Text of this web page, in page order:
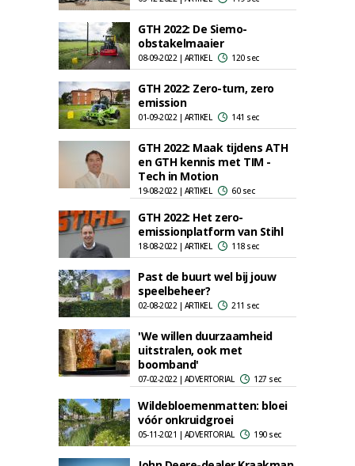
GTH 2022: De Siemo-
obstakelmaaier
08-09-2022 | ARTIKEL 120 sec
GTH 2022: Zero-turn, zero
emission
01-09-2022 | ARTIKEL 141 sec
GTH 2022: Maak tijdens ATH
en GTH kennis met TIM -
Tech in Motion
19-08-2022 | ARTIKEL 60 sec
GTH 2022: Het zero-
emissionplatform van Stihl
18-08-2022 | ARTIKEL 118 sec
Past de buurt wel bij jouw
speelbeheer?
02-08-2022 | ARTIKEL 211 sec
'We willen duurzaamheid
uitstralen, ook met
boomband'
07-02-2022 | ADVERTORIAL 127 sec
Wildebloemenmatten: bloei
vóór onkruidgroei
05-11-2021 | ADVERTORIAL 190 sec